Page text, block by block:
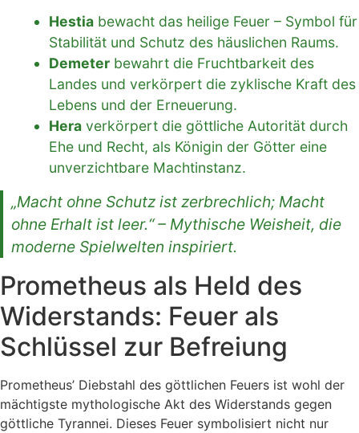
Hestia bewacht das heilige Feuer – Symbol für
Stabilität und Schutz des häuslichen Raums.
Demeter bewahrt die Fruchtbarkeit des
Landes und verkörpert die zyklische Kraft des
Lebens und der Erneuerung.
Hera verkörpert die göttliche Autorität durch
Ehe und Recht, als Königin der Götter eine
unverzichtbare Machtinstanz.
„Macht ohne Schutz ist zerbrechlich; Macht
ohne Erhalt ist leer.“ – Mythische Weisheit, die
moderne Spielwelten inspiriert.
Prometheus als Held des
Widerstands: Feuer als
Schlüssel zur Befreiung
Prometheus’ Diebstahl des göttlichen Feuers ist wohl der
mächtigste mythologische Akt des Widerstands gegen
göttliche Tyrannei. Dieses Feuer symbolisiert nicht nur